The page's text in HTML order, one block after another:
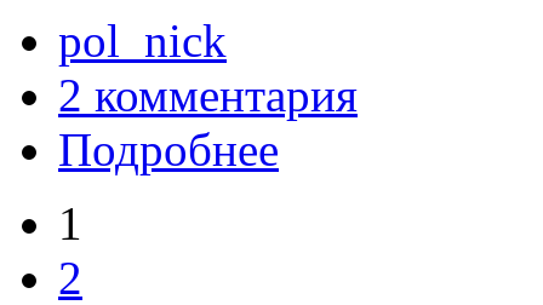
pol_nick
2 комментария
Подробнее
1
2